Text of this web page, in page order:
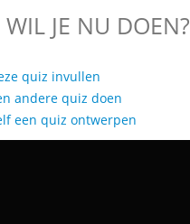
JE NU DOEN?
quiz invullen
andere quiz doen
een quiz ontwerpen